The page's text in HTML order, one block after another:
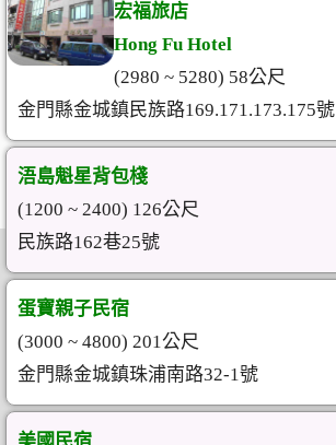
宏福旅店
Hong Fu Hotel
(2980 ~ 5280) 58公尺
金門縣金城鎮民族路169.171.173.175號
浯島魁星背包棧
(1200 ~ 2400) 126公尺
民族路162巷25號
蛋寶親子民宿
(3000 ~ 4800) 201公尺
金門縣金城鎮珠浦南路32-1號